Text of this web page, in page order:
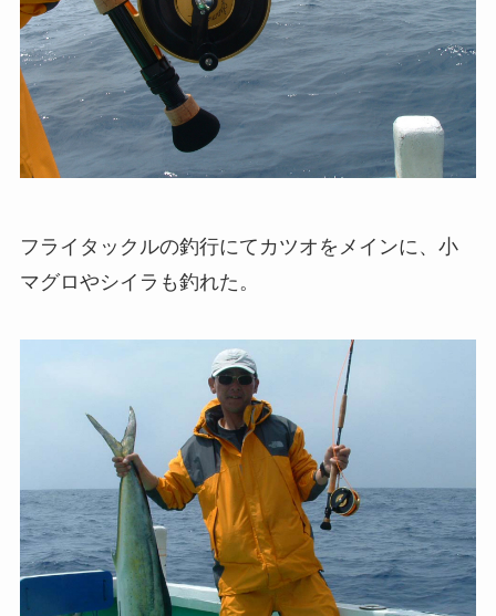
フライタックルの釣行にてカツオをメインに、小
マグロやシイラも釣れた。